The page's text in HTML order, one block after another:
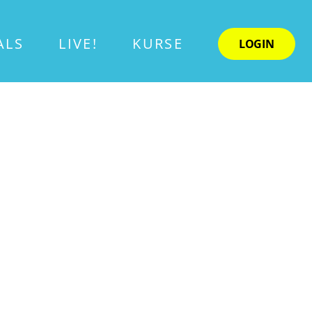
LIVE! KURSE LOGIN